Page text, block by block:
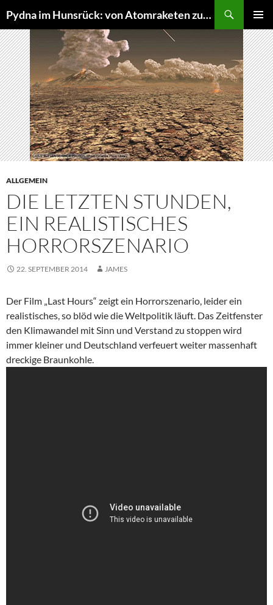
Pydna im Hunsrück: von Atomraketen zur NATURE ONE
MENÜ
INHALT
SPRINGEN
ALLGEMEIN
DIE LETZTEN STUNDEN,
EIN REALISTISCHES
HORRORSZENARIO
22. SEPTEMBER 2014 JAMES
Der Film „Last Hours“ zeigt ein Horrorszenario, leider ein
realistisches, so blöd wie die Weltpolitik läuft. Das Zeitfenster
den Klimawandel mit Sinn und Verstand zu stoppen wird
immer kleiner und Deutschland verfeuert weiter massenhaft
dreckige Braunkohle.